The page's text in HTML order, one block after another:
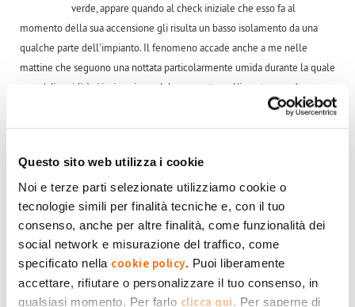
Questo sito web utilizza i cookie
Noi e terze parti selezionate utilizziamo cookie o
tecnologie simili per finalità tecniche e, con il tuo
consenso, anche per altre finalità, come funzionalità dei
social network e misurazione del traffico, come
specificato nella cookie policy . Puoi liberamente
accettare, rifiutare o personalizzare il tuo consenso, in
qualsiasi momento. Per farlo clicca qui . Per saperne di
verde, appare quando al check iniziale che esso fa al
momento della sua accensione gli risulta un basso isolamento da una
qualche parte dell'impianto. Il fenomeno accade anche a me nelle
mattine che seguono una nottata particolarmente umida durante la quale
un po' di umidità si insinua in qualche connettore. L'inverter non è
comunque la causa del malfunzionamento ma è solo quello che te lo
segnala, quindi l'intervento dovrebbe essere eseguito da un elettricista
sezione dell'impianto interessata dal fenomeno in modo da
semplificargli significativamente il lavoro, individuazione che tra l'altro si
può fare solo in presenza del difetto che con lo scaldarsi dell'aria tende a
scomparire.
Per farlo bisogna agire sugli interruttori dell'impianto, quelli a monte
dell'inverter che di solito sono due per ogni stringa e dividono l'impianto
in 4 semistringhe.
Procedi in questo modo: